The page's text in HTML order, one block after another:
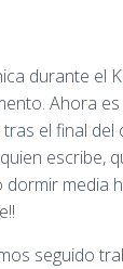
durante el
Ahora
el final del
escribe,
dormir media
seguido